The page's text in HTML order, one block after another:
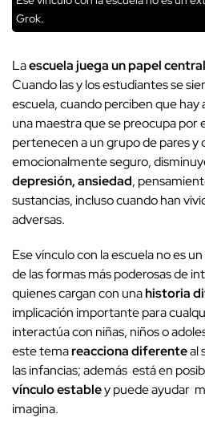
Grok.
Laescuela juega un papel central
Cuando las y los estudiantes se
escuela, cuando perciben que hay
una maestra que se preocupa por
pertenecen a un grupo de pares y
emocionalmente seguro,
depresión, ansiedad,
sustancias, incluso cuando han
adversas.
Ese vínculo con la escuela no es
de las formas más poderosas de
quienes cargan con unahistoria
implicación importante para
interactúa con niñas, niños o
este temareacciona diferenteal
las infancias; además está en
vínculo establey puede ayudar
imagina.